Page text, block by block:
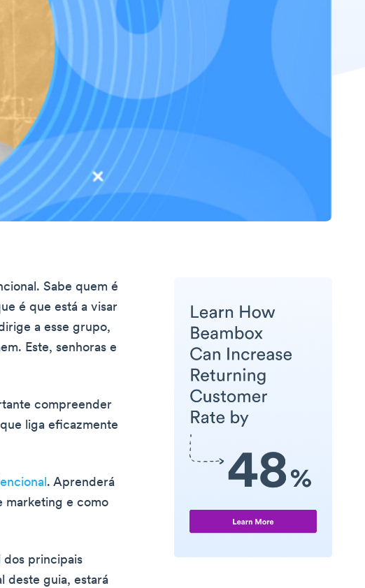
Sabe quem é
é que está a visar
a esse grupo,
Este, senhoras e
compreender
liga eficazmente
. Aprenderá
marketing e como
dos principais
deste guia, estará